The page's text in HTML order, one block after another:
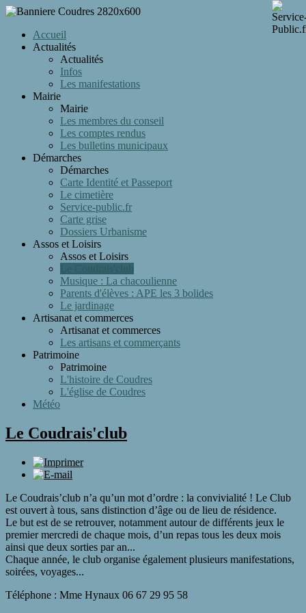
Accueil
Actualités
Actualités
Infos
Les manifestations
Mairie
Mairie
Les membres du conseil
Les comptes rendus
Les bulletins municipaux
Démarches
Démarches
Carte Identité et Passeport
Le cimetière
Service-public.fr
Carte grise
Dossiers Urbanisme
Assos et Loisirs
Assos et Loisirs
Musique : La chacoulienne
Parents d'élèves : APE les 3 bolides
Le jardinage
Artisanat et commerces
Artisanat et commerces
Les artisans et commerçants
Patrimoine
Patrimoine
L'histoire de Coudres
L'église de Coudres
Météo
Le Coudrais'club
Le Coudrais’club n’a qu’un mot d’ordre : la convivialité ! Le Club
est ouvert à tous, sans distinction d’âge ou de lieu de résidence.
Le but est de se retrouver, notamment autourde différents jeux le
premiermercredi de chaque mois, d’un repas tous les deux mois
ainsi que deux sorties paran...
Chaque année, le club organise également plusieurs manifestations,
soirées, voyages...
Téléphone : Mme Hynaux 06 67 29 95 58